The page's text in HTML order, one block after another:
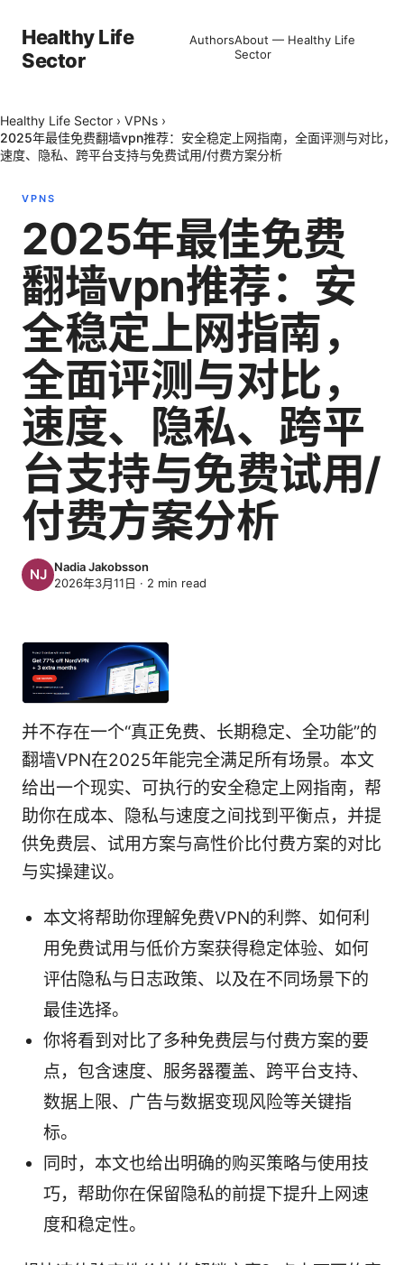
Healthy Life
Sector
AuthorsAbout — Healthy Life
Sector
Healthy Life Sector › VPNs ›
2025年最佳免费翻墙vpn推荐：安全稳定上网指南，全面评测与对比，
速度、隐私、跨平台支持与免费试用/付费方案分析
VPNS
2025年最佳免费
翻墙vpn推荐：安
全稳定上网指南，
全面评测与对比，
速度、隐私、跨平
台支持与免费试用/
付费方案分析
Nadia Jakobsson
2026年3月11日 · 2 min read
并不存在一个“真正免费、长期稳定、全功能”的
翻墙VPN在2025年能完全满足所有场景。本文
给出一个现实、可执行的安全稳定上网指南，帮
助你在成本、隐私与速度之间找到平衡点，并提
供免费层、试用方案与高性价比付费方案的对比
与实操建议。
本文将帮助你理解免费VPN的利弊、如何利
用免费试用与低价方案获得稳定体验、如何
评估隐私与日志政策、以及在不同场景下的
最佳选择。
你将看到对比了多种免费层与付费方案的要
点，包含速度、服务器覆盖、跨平台支持、
数据上限、广告与数据变现风险等关键指
标。
同时，本文也给出明确的购买策略与使用技
巧，帮助你在保留隐私的前提下提升上网速
度和稳定性。